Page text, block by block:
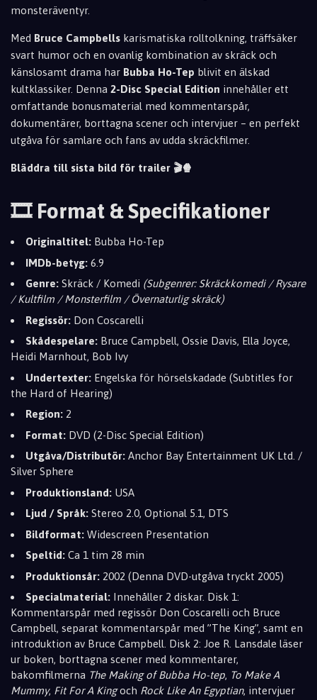
monsteräventyr.
Med Bruce Campbells karismatiska rolltolkning, träffsäker
svart humor och en ovanlig kombination av skräck och
känslosamt drama har Bubba Ho-Tep blivit en älskad
kultklassiker. Denna 2-Disc Special Edition innehåller ett
omfattande bonusmaterial med kommentarspår,
dokumentärer, borttagna scener och intervjuer – en perfekt
utgåva för samlare och fans av udda skräckfilmer.
Bläddra till sista bild för trailer 🎬🍿
🎞️ Format & Specifikationer
Originaltitel: Bubba Ho-Tep
IMDb-betyg: 6.9
Genre: Skräck / Komedi (Subgenrer: Skräckkomedi / Rysare
/ Kultfilm / Monsterfilm / Övernaturlig skräck)
Regissör: Don Coscarelli
Skådespelare: Bruce Campbell, Ossie Davis, Ella Joyce,
Heidi Marnhout, Bob Ivy
Undertexter: Engelska för hörselskadade (Subtitles for
the Hard of Hearing)
Region: 2
Format: DVD (2-Disc Special Edition)
Utgåva/Distributör: Anchor Bay Entertainment UK Ltd. /
Silver Sphere
Produktionsland: USA
Ljud / Språk: Stereo 2.0, Optional 5.1, DTS
Bildformat: Widescreen Presentation
Speltid: Ca 1 tim 28 min
Produktionsår: 2002 (Denna DVD-utgåva tryckt 2005)
Specialmaterial: Innehåller 2 diskar. Disk 1:
Kommentarspår med regissör Don Coscarelli och Bruce
Campbell, separat kommentarspår med ”The King”, samt en
introduktion av Bruce Campbell. Disk 2: Joe R. Lansdale läser
ur boken, borttagna scener med kommentarer,
bakomfilmerna The Making of Bubba Ho-tep, To Make A
Mummy, Fit For A Kingoch Rock Like An Egyptian, intervjuer